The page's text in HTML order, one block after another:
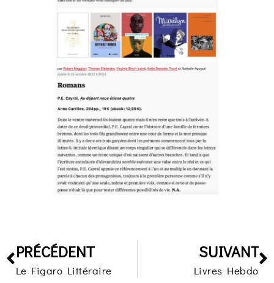
PRÉCÉDENT
Le Figaro Littéraire
SUIVANT
Livres Hebdo